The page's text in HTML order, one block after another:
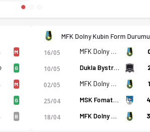
kadro, istatistikler, puan durumu ve
M
G
M
G
B
MFK Dolny Kubin Form Durumu
16/05 MFK Dolny Kubin
10/05 Dukla Bystrica (A)
02/05 MFK Dolny Kubin
25/04 MSK Fomat Martin
18/04 MFK Dolny Kubin